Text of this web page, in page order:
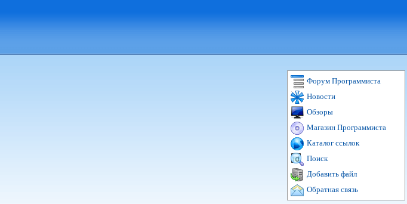
Форум Программиста
Новости
Обзоры
Магазин Программиста
Каталог ссылок
Поиск
Добавить файл
Обратная связь